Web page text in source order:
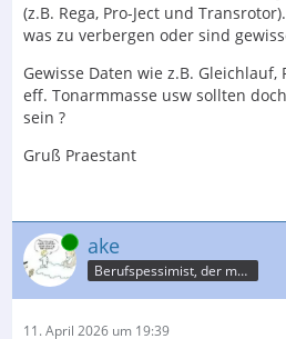
(z.B. Rega, Pro-Ject und
was zu verbergen oder sind
Gewisse Daten wie z.B.
eff. Tonarmmasse usw sollten
sein ?
Gruß Praestant
Online ake
Berufspessimist, der meist recht behält
11. April 2026 um 19:39